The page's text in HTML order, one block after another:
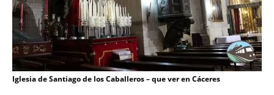
Iglesia de Santiago de los Caballeros – que ver en Cáceres